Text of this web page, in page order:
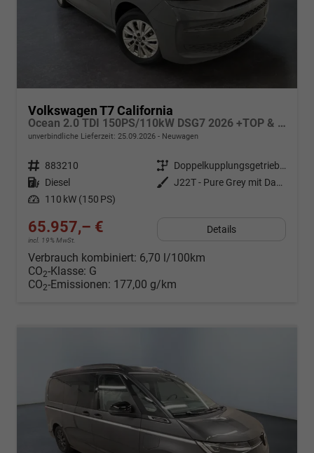
Volkswagen T7 California
Ocean 2.0 TDI 150PS/110kW DSG7 2026 +TOP & PARK PAKET+18" ALU+AHK+TRAVEL ASSIST+EL- HEBEDACH, BASALT GRAU+CAMPINGAUSBAU
unverbindliche Lieferzeit: 25.09.2026 Neuwagen
Fahrzeugnr. 883210 Getriebe
Doppelkupplungsgetriebe (DSG)
Kraftstoff Diesel Außenfarbe
J22T - Pure Grey mit Dach in Schwarz
Leistung 110 kW (150 PS)
65.957,– €
incl. 19% MwSt.
Details
Verbrauch kombiniert: 6,70 l/100km
CO2-Klasse: G
CO2-Emissionen: 177,00 g/km